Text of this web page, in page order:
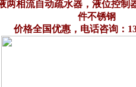
两相流自动疏水器，液位控制
件不锈钢
价格全国优惠，电话咨询：